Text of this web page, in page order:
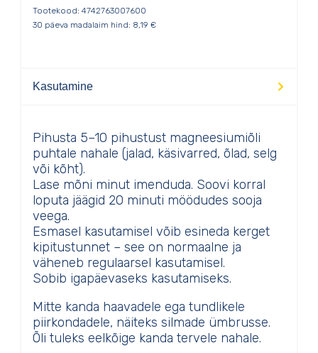
Tootekood: 4742763007600
30 päeva madalaim hind: 8,19 €
Kasutamine
Pihusta 5–10 pihustust magneesiumiõli
puhtale nahale (jalad, käsivarred, õlad, selg
või kõht).
Lase mõni minut imenduda. Soovi korral
loputa jäägid 20 minuti möödudes sooja
veega.
Esmasel kasutamisel võib esineda kerget
kipitustunnet – see on normaalne ja
väheneb regulaarsel kasutamisel.
Sobib igapäevaseks kasutamiseks.
Mitte kanda haavadele ega tundlikele
piirkondadele, näiteks silmade ümbrusse.
Õli tuleks eelkõige kanda tervele nahale.